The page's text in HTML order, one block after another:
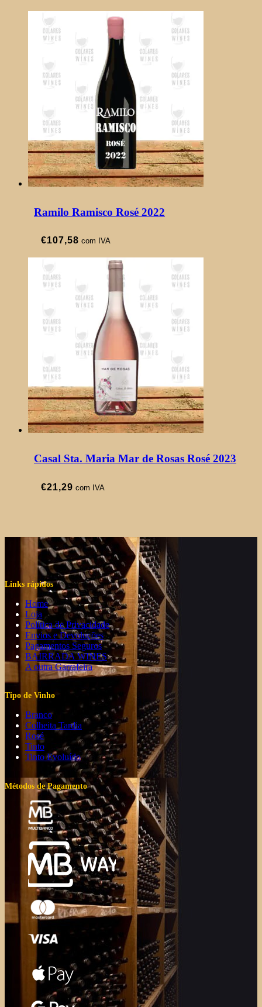
Ramilo Ramisco Rosé 2022
€107,58 com IVA
Casal Sta. Maria Mar de Rosas Rosé 2023
€21,29 com IVA
Links rápidos
Home
Loja
Política de Privacidade
Envios e Devoluções
Pagamentos Seguros
BAIRRADA WINES
A outra Garrafeira
Tipo de Vinho
Branco
Colheita Tardia
Rosé
Tinto
Tinto Evoluído
Métodos de Pagamento